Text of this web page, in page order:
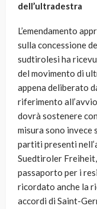
dell’ultradestra
L’emendamento
sulla concessione
sudtirolesi ha
del movimento di
appena deliberato
riferimento
dovrà sostenere
misura sono
partiti presenti
Suedtiroler
passaporto per i
ricordato anche la
accordi di Saint-